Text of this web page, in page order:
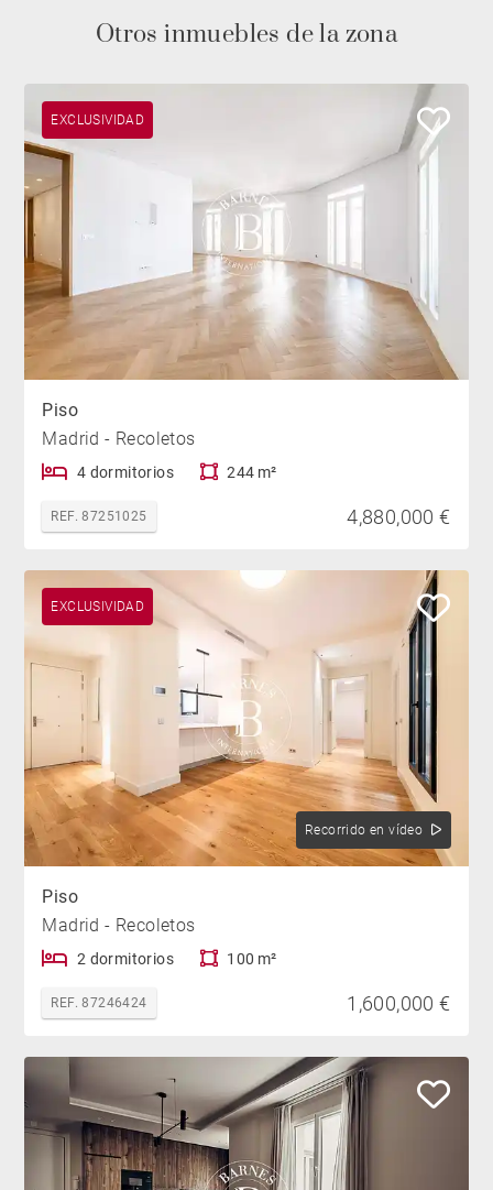
Otros inmuebles de la zona
EXCLUSIVIDAD
Piso
Madrid - Recoletos
4 dormitorios 244 m²
REF. 87251025 4,880,000 €
EXCLUSIVIDAD
Recorrido en vídeo
Piso
Madrid - Recoletos
2 dormitorios 100 m²
REF. 87246424 1,600,000 €